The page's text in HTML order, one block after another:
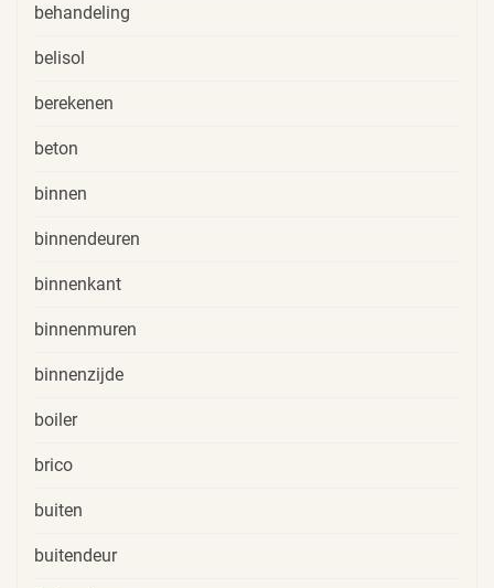
behandeling
belisol
berekenen
beton
binnen
binnendeuren
binnenkant
binnenmuren
binnenzijde
boiler
brico
buiten
buitendeur